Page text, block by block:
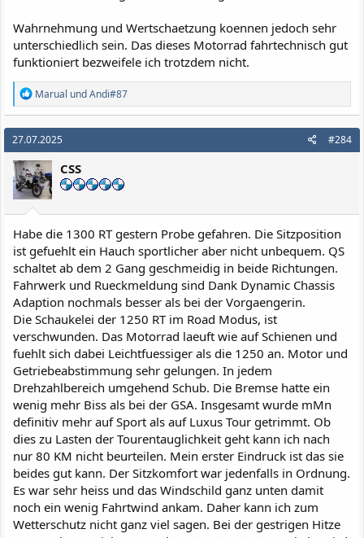
Wahrnehmung und Wertschaetzung koennen jedoch sehr
unterschiedlich sein. Das dieses Motorrad fahrtechnisch gut
funktioniert bezweifele ich trotzdem nicht.
R
e
a
k
t
i
o
n
e
n
Marual undAndi#87
27.07.2025 #284
CSS
Habe die 1300 RT gestern Probe gefahren. Die Sitzposition
ist gefuehlt ein Hauch sportlicher aber nicht unbequem. QS
schaltet ab dem 2 Gang geschmeidig in beide Richtungen.
Fahrwerk und Rueckmeldung sind Dank Dynamic Chassis
Adaption nochmals besser als bei der Vorgaengerin.
Die Schaukelei der 1250 RT im Road Modus, ist
verschwunden. Das Motorrad laeuft wie auf Schienen und
fuehlt sich dabei Leichtfuessiger als die 1250 an. Motor und
Getriebeabstimmung sehr gelungen. In jedem
Drehzahlbereich umgehend Schub. Die Bremse hatte ein
wenig mehr Biss als bei der GSA. Insgesamt wurde mMn
definitiv mehr auf Sport als auf Luxus Tour getrimmt. Ob
dies zu Lasten der Tourentauglichkeit geht kann ich nach
nur 80 KM nicht beurteilen. Mein erster Eindruck ist das sie
beides gut kann. Der Sitzkomfort war jedenfalls in Ordnung.
Es war sehr heiss und das Windschild ganz unten damit
noch ein wenig Fahrtwind ankam. Daher kann ich zum
Wetterschutz nicht ganz viel sagen. Bei der gestrigen Hitze